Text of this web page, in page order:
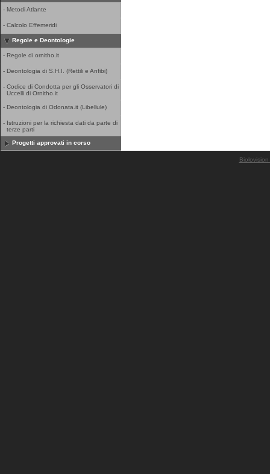
- Metodi Atlante
- Calcolo Effemeridi
Regole e Deontologie
- Regole di ornitho.it
- Deontologia di S.H.I. (Rettili e Anfibi)
- Codice di Condotta per gli Osservatori di
Uccelli di Ornitho.it
- Deontologia di Odonata.it (Libellule)
- Istruzioni per la richiesta dati da parte di
terze parti
Progetti approvati in corso
Biolovision